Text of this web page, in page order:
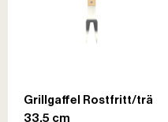
Grillgaffel Rostfritt/trä
33,5 cm